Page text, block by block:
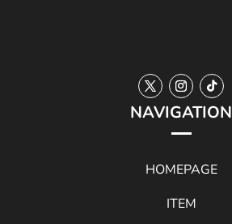
NAVIGATION
HOMEPAGE
ITEM